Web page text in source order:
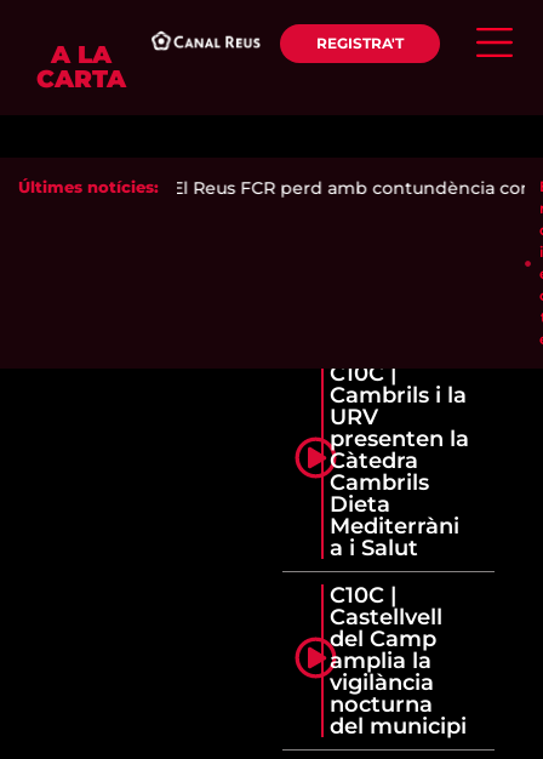
A LA
CARTA
REGISTRA'T
Últimes notícies:
el Pinaret|El Reus FCR perd amb contundència
C10C |
Cambrils i la
URV
presenten la
Càtedra
Cambrils
Dieta
Mediterràni
a i Salut
C10C |
Castellvell
del Camp
amplia la
vigilància
nocturna
del municipi